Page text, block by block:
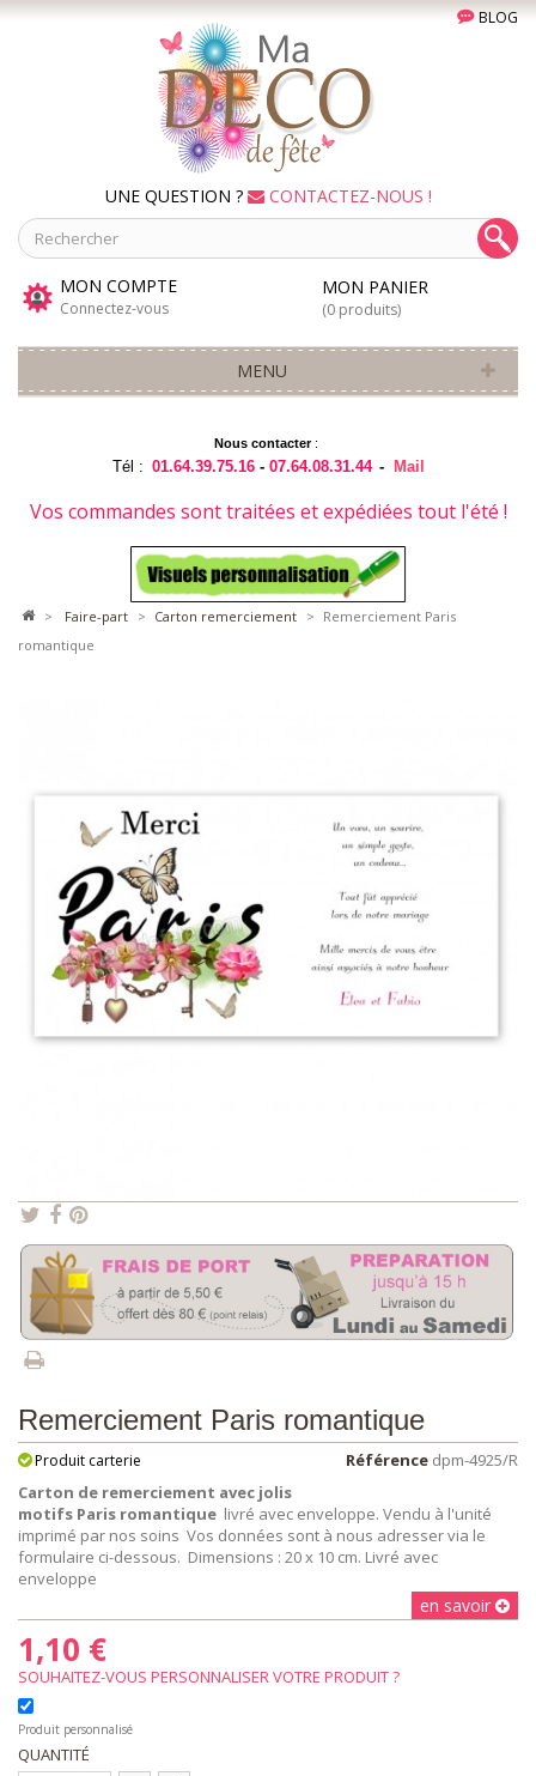
BLOG
UNE QUESTION ? CONTACTEZ-NOUS !
MON COMPTE
Connectez-vous
MON PANIER
(0 produits)
MENU
Nous contacter:
Tél : 01.64.39.75.16 -07.64.08.31.44 - Mail
Vos commandes sont traitées et expédiées tout l'été !
> faire-part > carton remerciement > Remerciement Paris
romantique
Remerciement Paris romantique
Référence dpm-4925/R
Produit carterie
Carton de remerciement avec jolis
motifs Paris romantique livré avec enveloppe. Vendu à l'unité
imprimé par nos soins Vos données sont à nous adresser via le
formulaire ci-dessous. Dimensions : 20 x 10 cm. Livré avec
enveloppe
en savoir
1,10 €
Produit personnalisé
QUANTITÉ